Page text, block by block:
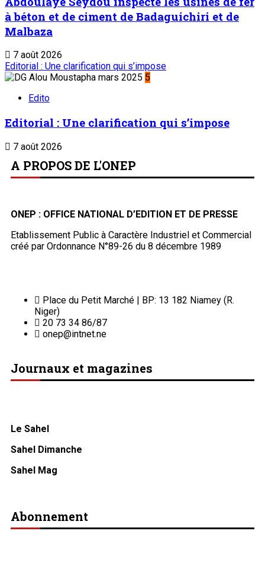
à béton et de ciment de Badaguichiri et de
Malbaza
7 août 2026
Editorial : Une clarification qui s’impose
5
Edito
Editorial : Une clarification qui s’impose
7 août 2026
A PROPOS DE L'ONEP
ONEP : OFFICE NATIONAL D’EDITION ET DE PRESSE
Etablissement Public à Caractère Industriel et Commercial
créé par Ordonnance N°89-26 du 8 décembre 1989
Place du Petit Marché | BP: 13 182 Niamey (R.
Niger)
20 73 34 86/87
onep@intnet.ne
Journaux et magazines
Le Sahel
Sahel Dimanche
Sahel Mag
Abonnement